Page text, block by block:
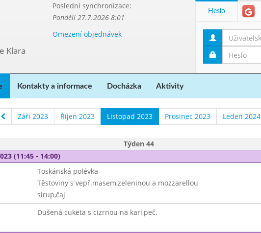
Poslední synchronizace:
Pondělí 27.7.2026 8:01
Omezení objednávek
Klara
Heslo
Kontakty a informace Docházka Aktivity
Září 2023 Říjen 2023 Listopad 2023 Prosinec 2023 Leden 2024
Týden 44
(11:45 - 14:00)
Toskánská polévka
Těstoviny s vepř.masem,zeleninou a mozzarellou
sirup,čaj
Dušená cuketa s cizrnou na kari,peč.